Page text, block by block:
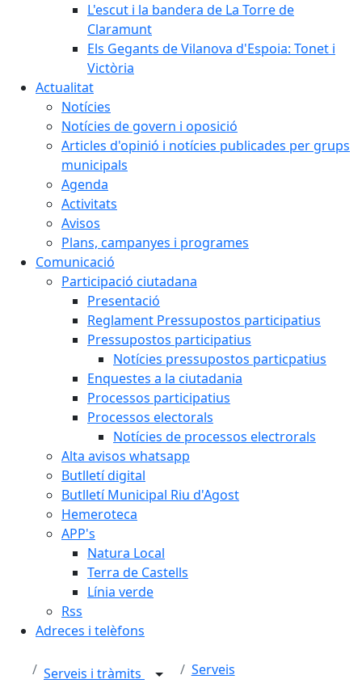
L'escut i la bandera de La Torre de
Claramunt
Els Gegants de Vilanova d'Espoia: Tonet i
Victòria
Actualitat
Notícies
Notícies de govern i oposició
Articles d'opinió i notícies publicades per grups
municipals
Agenda
Activitats
Avisos
Plans, campanyes i programes
Comunicació
Participació ciutadana
Presentació
Reglament Pressupostos participatius
Pressupostos participatius
Notícies pressupostos particpatius
Enquestes a la ciutadania
Processos participatius
Processos electorals
Notícies de processos electrorals
Alta avisos whatsapp
Butlletí digital
Butlletí Municipal Riu d'Agost
Hemeroteca
APP's
Natura Local
Terra de Castells
Línia verde
Rss
Adreces i telèfons
Serveis i tràmits Serveis